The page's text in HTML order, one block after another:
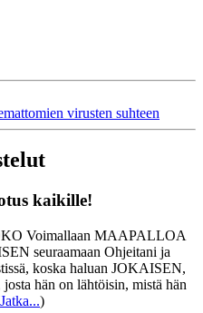
virusten suhteen
kaikille!
Voimallaan MAAPALLOA
seuraamaan Ohjeitani ja
koska haluan JOKAISEN,
hän on lähtöisin, mistä hän
Jatka...)